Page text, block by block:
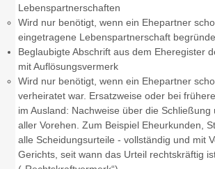
Lebenspartnerschaften
Wird nur benötigt, wenn ein Ehepartner
eingetragene Lebenspartnerschaft
Beglaubigte Abschrift aus dem Eheregister
mit Auflösungsvermerk
Wird nur benötigt, wenn ein Ehepartner
verheiratet war. Ersatzweise oder bei
im Ausland: Nachweise über die Schließung
aller Vorehen. Zum Beispiel Eheurkunden,
alle Scheidungsurteile - vollständig und mit
Gerichts, seit wann das Urteil rechtskräftig